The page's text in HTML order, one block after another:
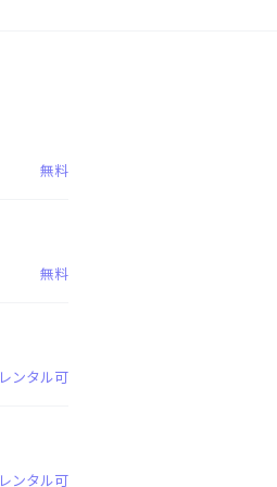
無料
無料
レンタル可
レンタル可